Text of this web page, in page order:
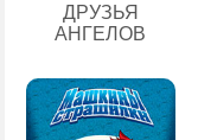
ДРУЗЬЯ
АНГЕЛОВ